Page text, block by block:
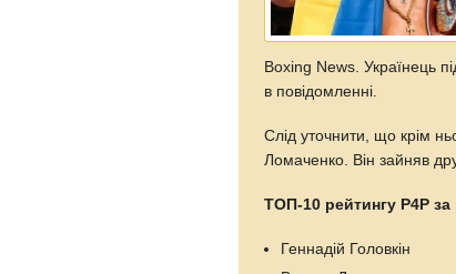
Boxing News. Українець
в повідомленні.
Слід уточнити, що крім
Ломаченко. Він зайняв
ТОП-10 рейтингу P4P
Геннадій Головкін